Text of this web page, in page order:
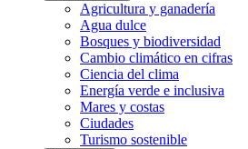
Agricultura y ganadería
Agua dulce
Bosques y biodiversidad
Cambio climático en cifras
Ciencia del clima
Energía verde e inclusiva
Mares y costas
Ciudades
Turismo sostenible